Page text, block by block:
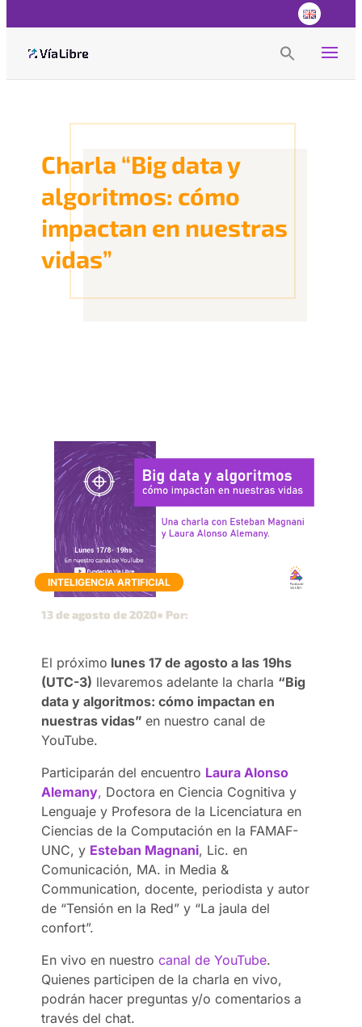
Search Button
Charla “Big data y
algoritmos: cómo
impactan en nuestras
vidas”
INTELIGENCIA ARTIFICIAL
13 de agosto de 2020● Por:
El próximo lunes 17 de agosto a las 19hs
(UTC-3) llevaremos adelante la charla “Big
data y algoritmos: cómo impactan en
nuestras vidas”en nuestro canal de
YouTube.
Participarán del encuentro Laura Alonso
Alemany, Doctora en Ciencia Cognitiva y
Lenguaje y Profesora de la Licenciatura en
Ciencias de la Computación en la FAMAF-
UNC, y Esteban Magnani, Lic. en
Comunicación, MA. in Media &
Communication, docente, periodista y autor
de “Tensión en la Red” y “La jaula del
confort”.
En vivo en nuestrocanal de YouTube.
Quienes participen de la charla en vivo,
podrán hacer preguntas y/o comentarios a
través del chat.